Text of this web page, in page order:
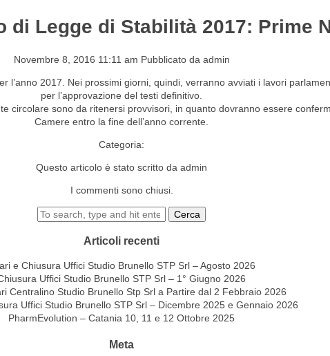
CONTATTI
di Legge di Stabilità 2017: Prime
Novembre 8, 2016 11:11 am Pubblicato da admin
l’anno 2017. Nei prossimi giorni, quindi, verranno avviati i lavori
per l’approvazione del testi definitivo.
circolare sono da ritenersi provvisori, in quanto dovranno essere
Camere entro la fine dell’anno corrente.
Categoria:
Questo articolo è stato scritto da admin
I commenti sono chiusi.
Cerca
Articoli recenti
e Chiusura Uffici Studio Brunello STP Srl – Agosto 2026
Uffici Studio Brunello STP Srl – 1° Giugno 2026
Centralino Studio Brunello Stp Srl a Partire dal 2 Febbraio 2026
Uffici Studio Brunello STP Srl – Dicembre 2025 e Gennaio 2026
PharmEvolution – Catania 10, 11 e 12 Ottobre 2025
Meta